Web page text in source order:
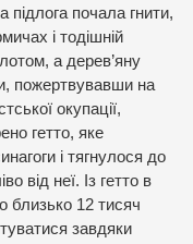
підлога почала гнити,
і тодішній
а дерев’яну
пожертвувавши на
окупації,
гетто, яке
і тягнулося до
від неї. Із гетто в
близько 12 тисяч
завдяки